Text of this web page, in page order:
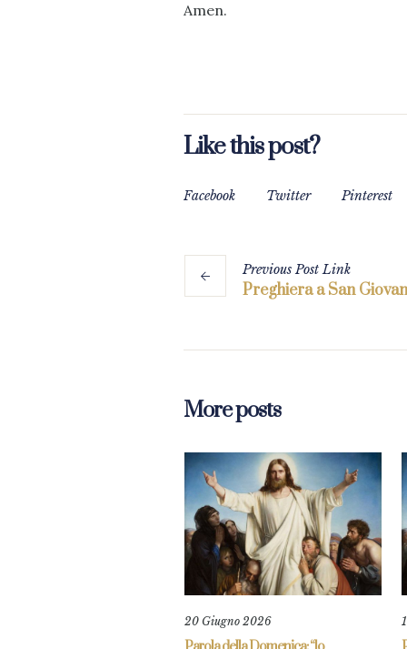
Amen.
Like this post?
Facebook Twitter Pinterest
PreviousPostLink
Preghiera a San
More posts
20 Giugno 2026